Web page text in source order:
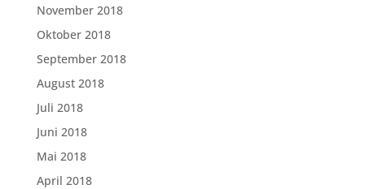
November 2018
Oktober 2018
September 2018
August 2018
Juli 2018
Juni 2018
Mai 2018
April 2018